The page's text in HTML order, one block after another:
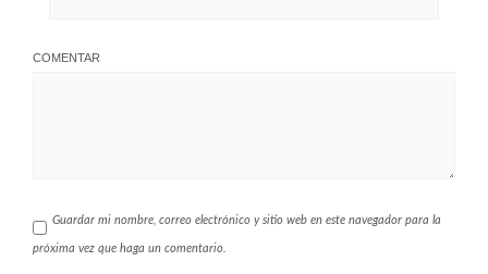
COMENTAR
Guardar mi nombre, correo electrónico y sitio web en este navegador para la
próxima vez que haga un comentario.